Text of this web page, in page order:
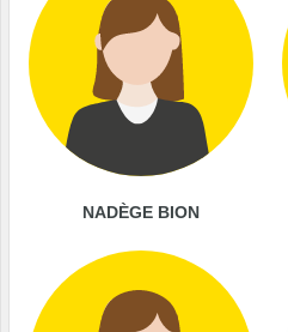
NADÈGE BION